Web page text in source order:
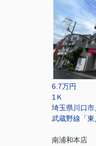
6.7万円
1Ｋ
埼玉県川口
武蔵野線「
南浦和本店